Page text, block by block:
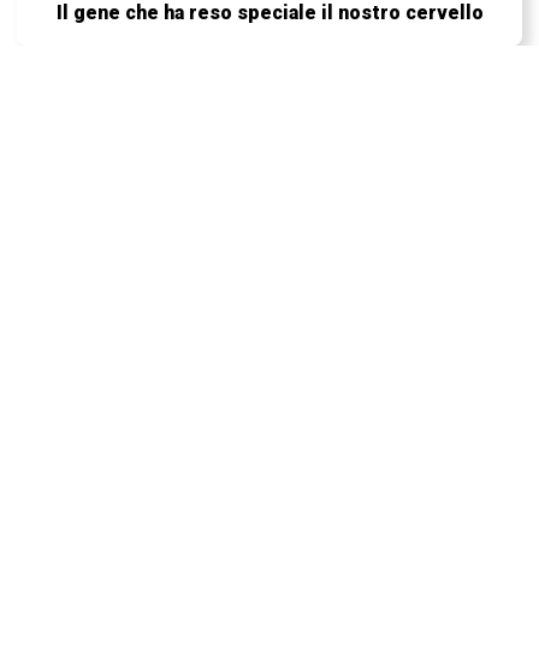
Il gene che ha reso speciale il nostro cervello